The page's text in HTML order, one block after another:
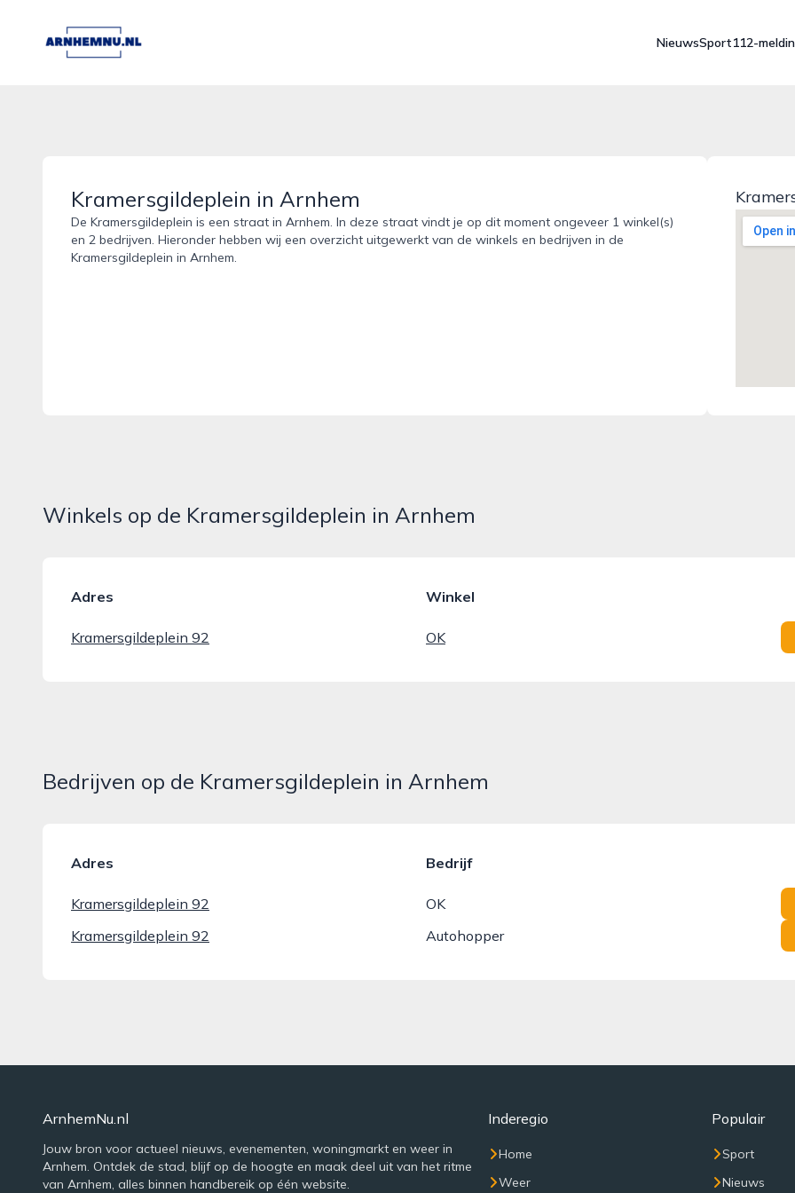
arnhemnu.nl
NieuwsSport112-
Kramersgildeplein in Arnhem
De Kramersgildeplein is een straat in Arnhem. In deze straat vindt je op dit moment ongeveer 1 winkel(s)
en 2 bedrijven. Hieronder hebben wij een overzicht uitgewerkt van de winkels en bedrijven in de
Kramersgildeplein in Arnhem.
Winkels op de Kramersgildeplein in Arnhem
Adres Winkel
Kramersgildeplein 92 OK
Bedrijven op de Kramersgildeplein in Arnhem
Adres Bedrijf
Kramersgildeplein 92 OK
Kramersgildeplein 92 Autohopper
ArnhemNu.nl
Jouw bron voor actueel nieuws, evenementen, woningmarkt en weer in
Arnhem. Ontdek de stad, blijf op de hoogte en maak deel uit van het ritme
van Arnhem, alles binnen handbereik op één website.
Inderegio
Home
Weer
Populair
Sport
Nieuws